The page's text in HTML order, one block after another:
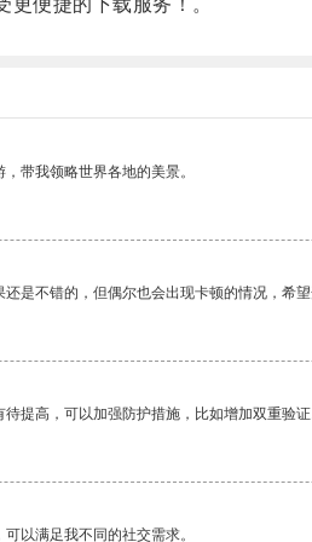
便捷的下载服务！。
带我领略世界各地的美景。
是不错的，但偶尔也会出现卡顿的情况，希望
提高，可以加强防护措施，比如增加双重验证
以满足我不同的社交需求。